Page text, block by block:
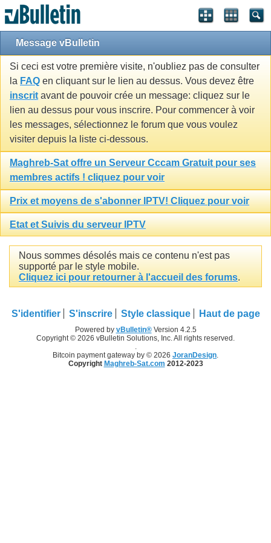
Message vBulletin
Si ceci est votre première visite, n'oubliez pas de consulter
la FAQ en cliquant sur le lien au dessus. Vous devez être
inscrit avant de pouvoir crée un message: cliquez sur le
lien au dessus pour vous inscrire. Pour commencer à voir
les messages, sélectionnez le forum que vous voulez
visiter depuis la liste ci-dessous.
Maghreb-Sat offre un Serveur Cccam Gratuit pour ses
membres actifs ! cliquez pour voir
Prix et moyens de s'abonner IPTV! Cliquez pour voir
Etat et Suivis du serveur IPTV
Nous sommes désolés mais ce contenu n'est pas
supporté par le style mobile.
Cliquez ici pour retourner à l'accueil des forums.
S'identifier S'inscrire Style classique Haut de page
Powered by vBulletin®Version 4.2.5
Copyright © 2026 vBulletin Solutions, Inc. All rights reserved.
.
Bitcoin payment gateway by © 2026 JoranDesign.
Copyright Maghreb-Sat.com 2012-2023